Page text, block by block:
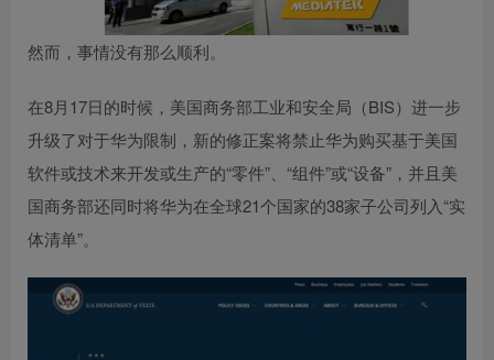
然而，事情没有那么顺利。
在8月17日的时候，美国商务部工业和安全局（BIS）进一步
升级了对于华为限制，新的修正案将禁止华为购买基于美国
软件或技术来开发或生产的“零件”、“组件”或“设备”，并且美
国商务部还同时将华为在全球21个国家的38家子公司列入“实
体清单”。